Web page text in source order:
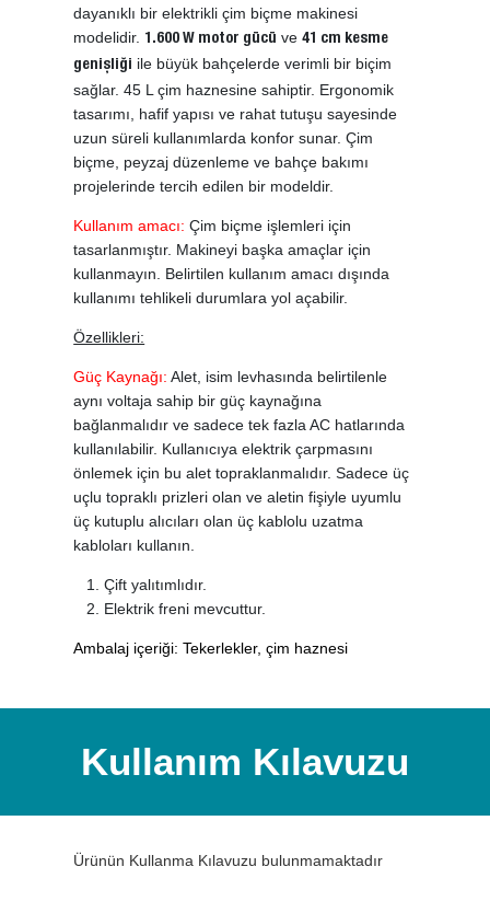
dayanıklı bir elektrikli çim biçme makinesi
modelidir. 1.600 W motor gücü ve41 cm kesme
genişliği ile büyük bahçelerde verimli bir biçim
sağlar. 45 L çim haznesine sahiptir. Ergonomik
tasarımı, hafif yapısı ve rahat tutuşu sayesinde
uzun süreli kullanımlarda konfor sunar. Çim
biçme, peyzaj düzenleme ve bahçe bakımı
projelerinde tercih edilen bir modeldir.
Kullanım amacı:Çim biçme işlemleri için
tasarlanmıştır. Makineyi başka amaçlar için
kullanmayın. Belirtilen kullanım amacı dışında
kullanımı tehlikeli durumlara yol açabilir.
Özellikleri:
Güç Kaynağı:Alet, isim levhasında belirtilenle
aynı voltaja sahip bir güç kaynağına
bağlanmalıdır ve sadece tek fazla AC hatlarında
kullanılabilir. Kullanıcıya elektrik çarpmasını
önlemek için bu alet topraklanmalıdır. Sadece üç
uçlu topraklı prizleri olan ve aletin fişiyle uyumlu
üç kutuplu alıcıları olan üç kablolu uzatma
kabloları kullanın.
Çift yalıtımlıdır.
Elektrik freni mevcuttur.
Ambalaj içeriği: Tekerlekler, çim haznesi
Kullanım Kılavuzu
Ürünün Kullanma Kılavuzu bulunmamaktadır